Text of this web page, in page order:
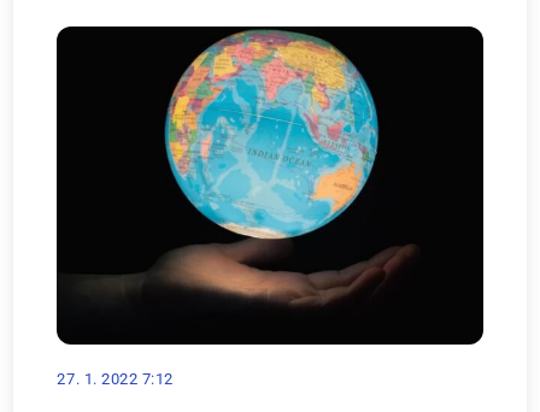
27. 1. 2022 7:12